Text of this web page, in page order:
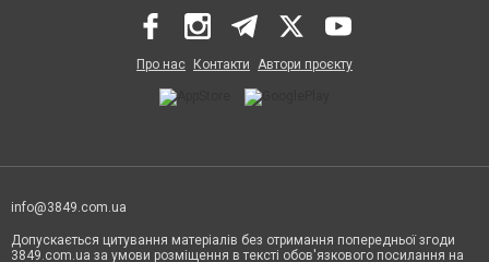
Про нас Контакти Автори проєкту
info@3849.com.ua
Допускається цитування матеріалів без отримання попередньої згоди
3849.com.ua за умови розміщення в тексті обов'язкового посилання на